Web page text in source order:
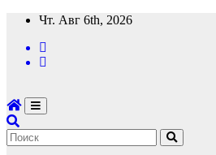
Перейти
содержимому
Чт. Авг 6th, 2026